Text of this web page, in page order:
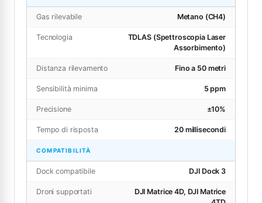
Gas rilevabile Metano (CH4)
Tecnologia
TDLAS (Spettroscopia Laser
Assorbimento)
Distanza rilevamento Fino a 50 metri
Sensibilità minima 5 ppm
Precisione ±10%
Tempo di risposta 20 millisecondi
COMPATIBILITÀ
Dock compatibile DJI Dock 3
Droni supportati
DJI Matrice 4D, DJI Matrice